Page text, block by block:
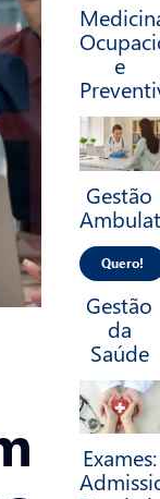
e
Gestão
Quero!
Gestão
da
Saúde
Exames: